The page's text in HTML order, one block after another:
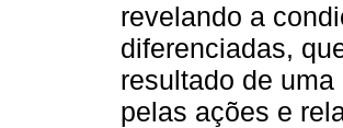
revelando a
diferenciadas,
resultado de
pelas ações e